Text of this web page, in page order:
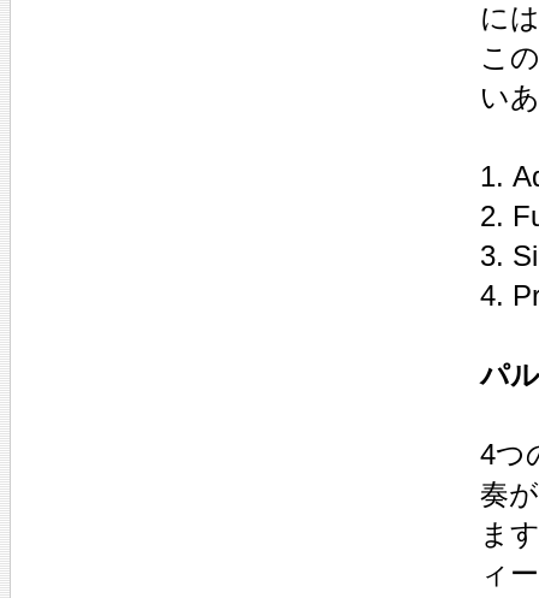
に
こ
い
1.
2.
3.
4.
パ
4つ
奏
ま
ィ